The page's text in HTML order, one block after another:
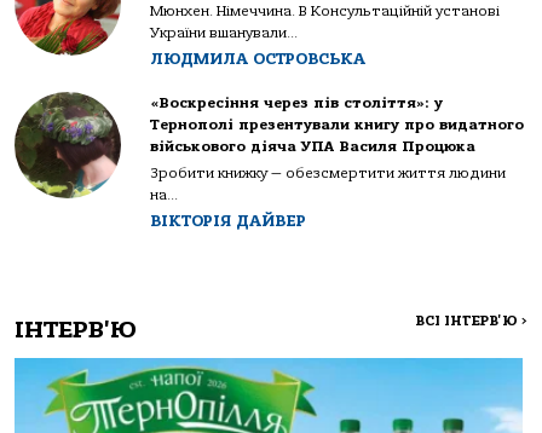
Мюнхен. Німеччина. В Консультаційній установі
України вшанували...
ЛЮДМИЛА ОСТРОВСЬКА
«Воскресіння через пів століття»: у
Тернополі презентували книгу про видатного
військового діяча УПА Василя Процюка
Зробити книжку — обезсмертити життя людини
на...
ВІКТОРІЯ ДАЙВЕР
ІНТЕРВ'Ю ВСІ ІНТЕРВ'Ю >